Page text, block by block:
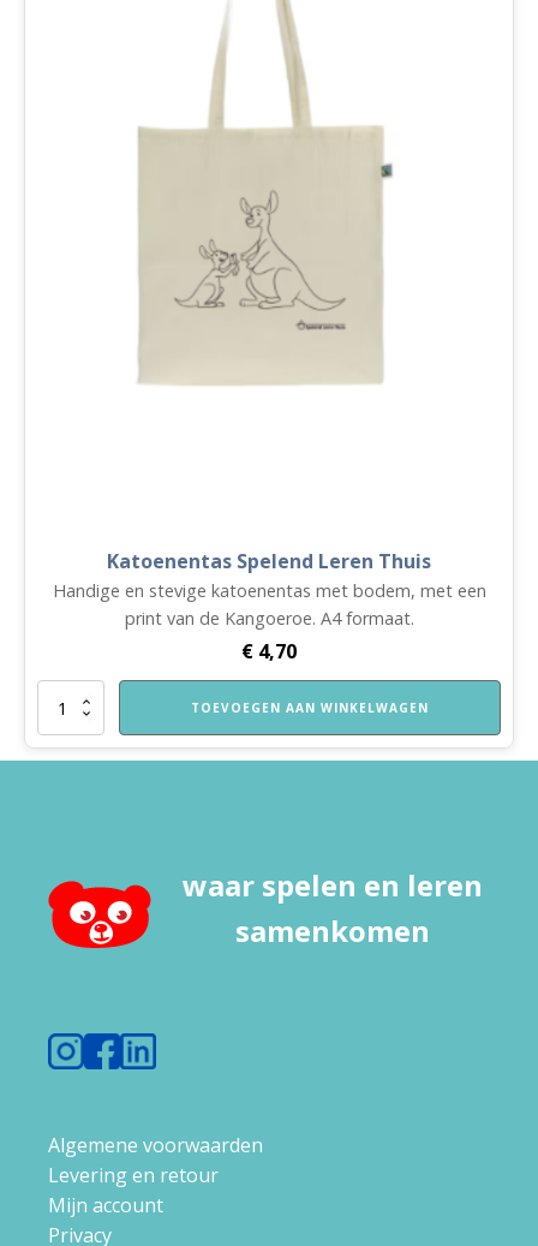
Katoenentas Spelend Leren Thuis
Handige en stevige katoenentas met bodem, met een
print van de Kangoeroe. A4 formaat.
€ 4,70
Katoenentas
Leren
TOEVOEGEN AAN WINKELWAGEN
waar spelen en leren
samenkomen
Algemene voorwaarden
Levering en retour
Mijn account
Privacy